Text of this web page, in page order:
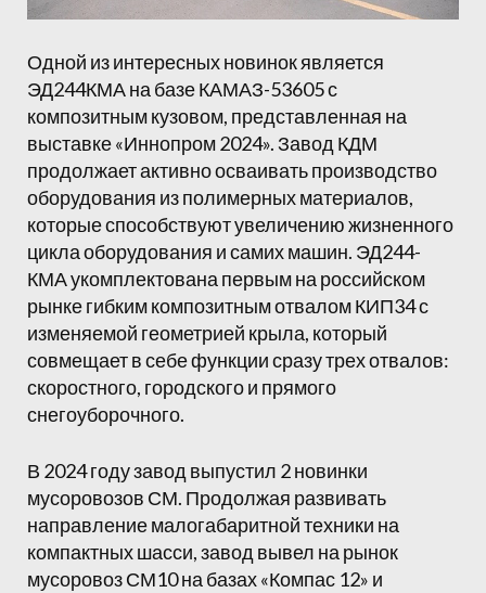
Одной из интересных новинок является
ЭД244КМА на базе КАМАЗ-53605 с
композитным кузовом, представленная на
выставке «Иннопром 2024». Завод КДМ
продолжает активно осваивать производство
оборудования из полимерных материалов,
которые способствуют увеличению жизненного
цикла оборудования и самих машин. ЭД244-
КМА укомплектована первым на российском
рынке гибким композитным отвалом КИП34 с
изменяемой геометрией крыла, который
совмещает в себе функции сразу трех отвалов:
скоростного, городского и прямого
снегоуборочного.
В 2024 году завод выпустил 2 новинки
мусоровозов СМ. Продолжая развивать
направление малогабаритной техники на
компактных шасси, завод вывел на рынок
мусоровоз СМ10 на базах «Компас 12» и